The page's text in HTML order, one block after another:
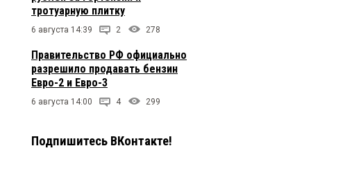
тротуарную плитку
6 августа 14:39 2 278
Правительство РФ официально
разрешило продавать бензин
Евро-2 и Евро-3
6 августа 14:00 4 299
Подпишитесь ВКонтакте!